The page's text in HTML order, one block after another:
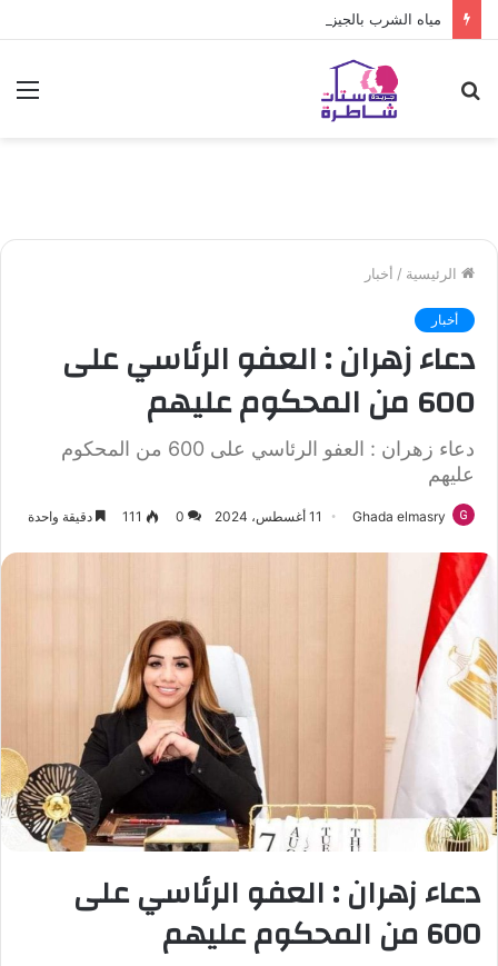
مياه الشرب بالجيزة: قطع المياه عن عدد من المناطق بالهرم
الرئيسية / أخبار
أخبار
دعاء زهران : العفو الرئاسي على
600 من المحكوم عليهم
دعاء زهران : العفو الرئاسي على 600 من المحكوم
عليهم
Ghada elmasry 11 أغسطس، 2024 0
111 دقيقة واحدة
دعاء زهران : العفو الرئاسي على
600 من المحكوم عليهم